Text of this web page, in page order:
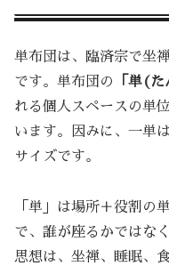
単布団は、臨済宗で坐
です。単布団の
「単(た
れる個人スペースの単
います。因みに、一単は
サイズです。
「単」は場所＋役割の
で、誰が座るかではな
思想は、坐禅、睡眠、